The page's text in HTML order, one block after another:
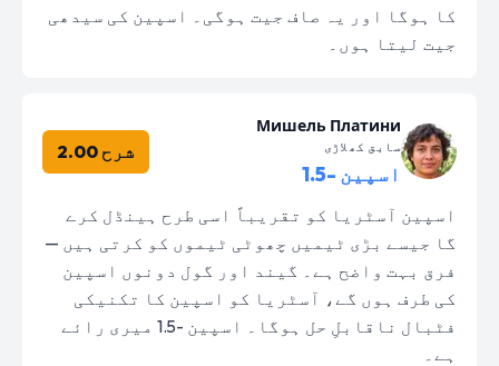
کا ہوگا اور یہ صاف جیت ہوگی۔ اسپین کی سیدھی
جیت لیتا ہوں۔
Мишель Платини
سابق کھلاڑی
اسپین -1.5
شرح 2.00
اسپین آسٹریا کو تقریباً اسی طرح ہینڈل کرے
گا جیسے بڑی ٹیمیں چھوٹی ٹیموں کو کرتی ہیں —
فرق بہت واضح ہے۔ گیند اور گول دونوں اسپین
کی طرف ہوں گے، آسٹریا کو اسپین کا تکنیکی
فٹبال ناقابلِ حل ہوگا۔ اسپین -1.5 میری رائے
ہے۔